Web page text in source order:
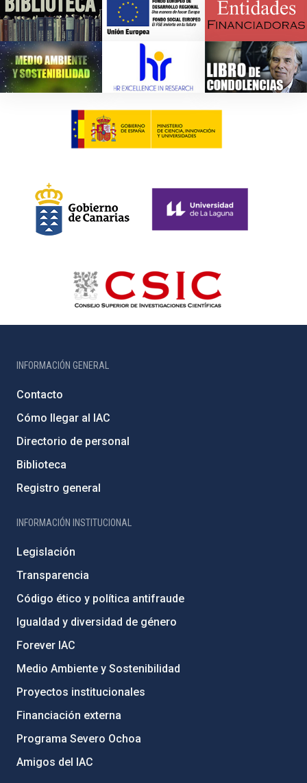
INFORMACIÓN GENERAL
Contacto
Cómo llegar al IAC
Directorio de personal
Biblioteca
Registro general
INFORMACIÓN INSTITUCIONAL
Legislación
Transparencia
Código ético y política antifraude
Igualdad y diversidad de género
Forever IAC
Medio Ambiente y Sostenibilidad
Proyectos institucionales
Financiación externa
Programa Severo Ochoa
Amigos del IAC